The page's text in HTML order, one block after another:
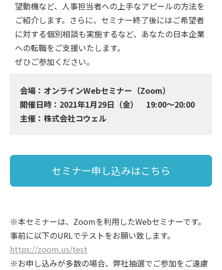
望動機など、人事担当者への上手なアピールの方法を
ご紹介します。さらに、セミナー終了後にはご希望者
に対する個別相談も実施するなど、あなたの日本企業
への転職をご支援いたします。
ぜひご参加ください。
会場：オンラインWebセミナー（Zoom）
開催日時：2021年1月29日（金） 19:00〜20:00
主催：株式会社コウェル
セミナー申し込みはこちら
※本セミナーは、Zoomを利用したWebセミナーです。
事前に以下のURLでテストをお願い致します。
https://zoom.us/test
※お申し込みが多数の場合、弊社抽選でご参加をご遠慮